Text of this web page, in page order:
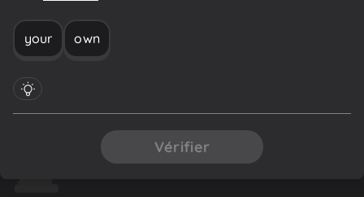
your own
Vérifier